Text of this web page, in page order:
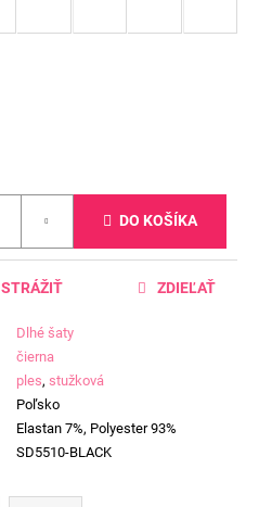
DO KOŠÍKA
Dlhé šaty
čierna
ples, stužková
Poľsko
Elastan 7%, Polyester 93%
SD5510-BLACK
STRÁŽIŤ ZDIEĽAŤ